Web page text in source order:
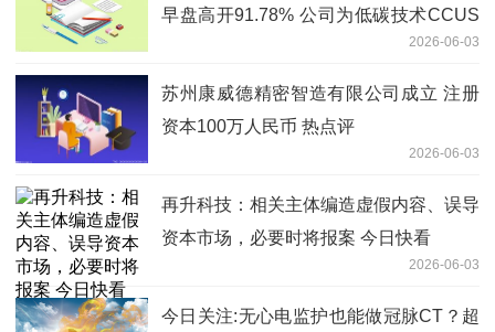
早盘高开91.78% 公司为低碳技术CCUS
2026-06-03
苏州康威德精密智造有限公司成立 注册
资本100万人民币 热点评
2026-06-03
再升科技：相关主体编造虚假内容、误导
资本市场，必要时将报案 今日快看
2026-06-03
今日关注:无心电监护也能做冠脉CT？超